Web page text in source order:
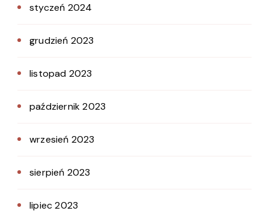
styczeń 2024
grudzień 2023
listopad 2023
październik 2023
wrzesień 2023
sierpień 2023
lipiec 2023